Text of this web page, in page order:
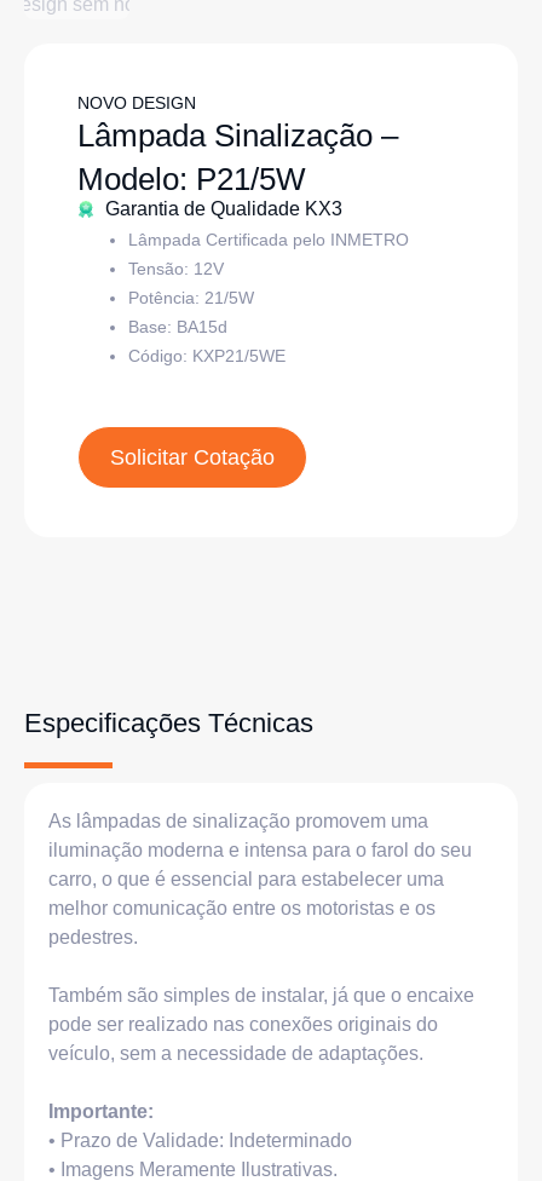
NOVO DESIGN
Lâmpada Sinalização –
Modelo: P21/5W
Garantia de Qualidade KX3
Lâmpada Certificada pelo INMETRO
Tensão: 12V
Potência: 21/5W
Base: BA15d
Código: KXP21/5WE
Solicitar Cotação
Especificações Técnicas
As lâmpadas de sinalização promovem uma
iluminação moderna e intensa para o farol do seu
carro, o que é essencial para estabelecer uma
melhor comunicação entre os motoristas e os
pedestres.
Também são simples de instalar, já que o encaixe
pode ser realizado nas conexões originais do
veículo, sem a necessidade de adaptações.
Importante:
• Prazo de Validade: Indeterminado
• Imagens Meramente Ilustrativas.